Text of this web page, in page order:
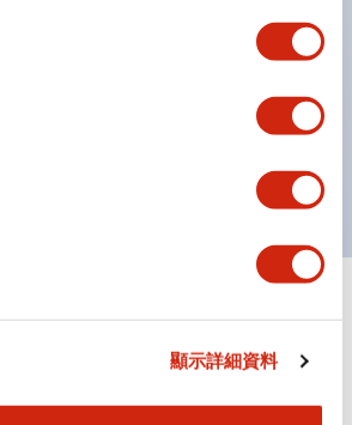
顯示詳細資料
態的指示燈，並提供手柄操作型、鑰匙
檔 認證與標準